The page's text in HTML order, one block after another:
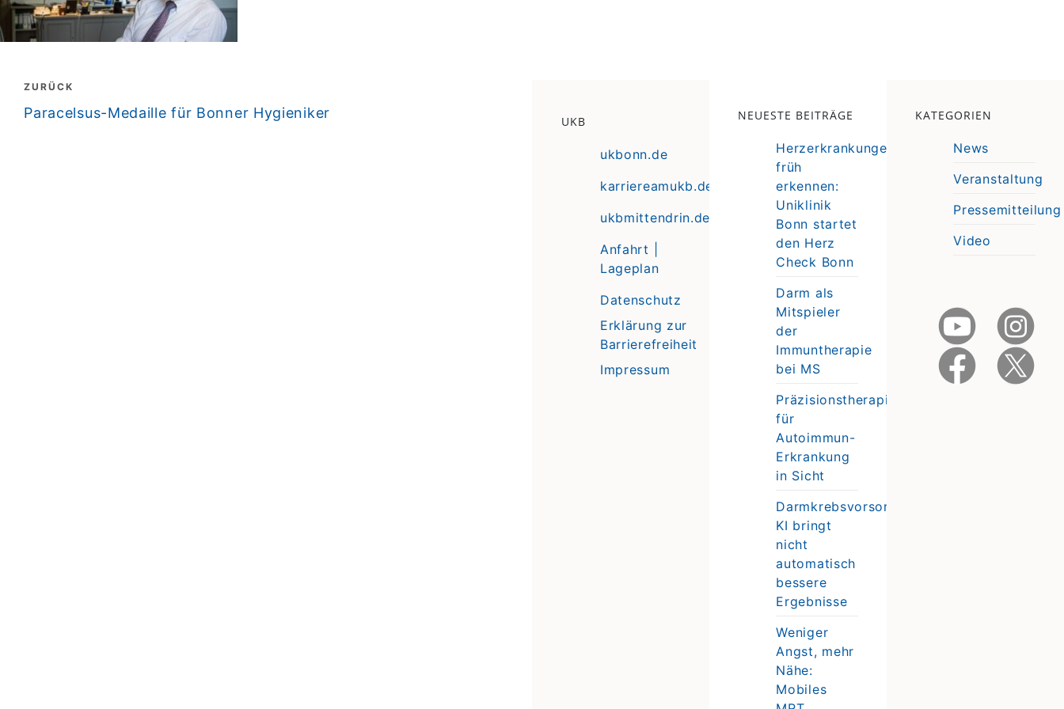
Beitragsnavigation
ZURÜCK
zurück
Paracelsus-Medaille für Bonner Hygieniker
UKB
ukbonn.de
karriereamukb.de
ukbmittendrin.de
Anfahrt |
Lageplan
Datenschutz
Erklärung zur
Barrierefreiheit
Impressum
NEUESTE BEITRÄGE
Herzerkrankungen
früh
erkennen:
Uniklinik
Bonn startet
den Herz
Check Bonn
Darm als
Mitspieler
der
Immuntherapie
bei MS
Präzisionstherapie
für
Autoimmun-
Erkrankung
in Sicht
Darmkrebsvorsorge:
KI bringt
nicht
automatisch
bessere
Ergebnisse
Weniger
Angst, mehr
Nähe:
Mobiles
KATEGORIEN
News
Veranstaltung
Pressemitteilung
Video